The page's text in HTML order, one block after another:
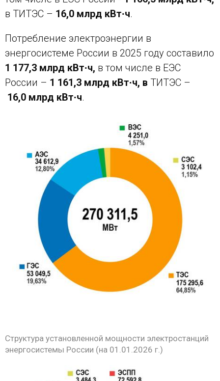
в ТИТЭС – 16,0 млрд кВт∙ч.
Потребление электроэнергии в
энергосистеме России в 2025 году составило
1 177,3 млрд кВт∙ч, в том числе в ЕЭС
России – 1 161,3 млрд кВт∙ч, в ТИТЭС –
16,0 млрд кВт∙ч.
Структура установленной мощности электростанций
энергосистемы России (на 01.01.2026 г.)